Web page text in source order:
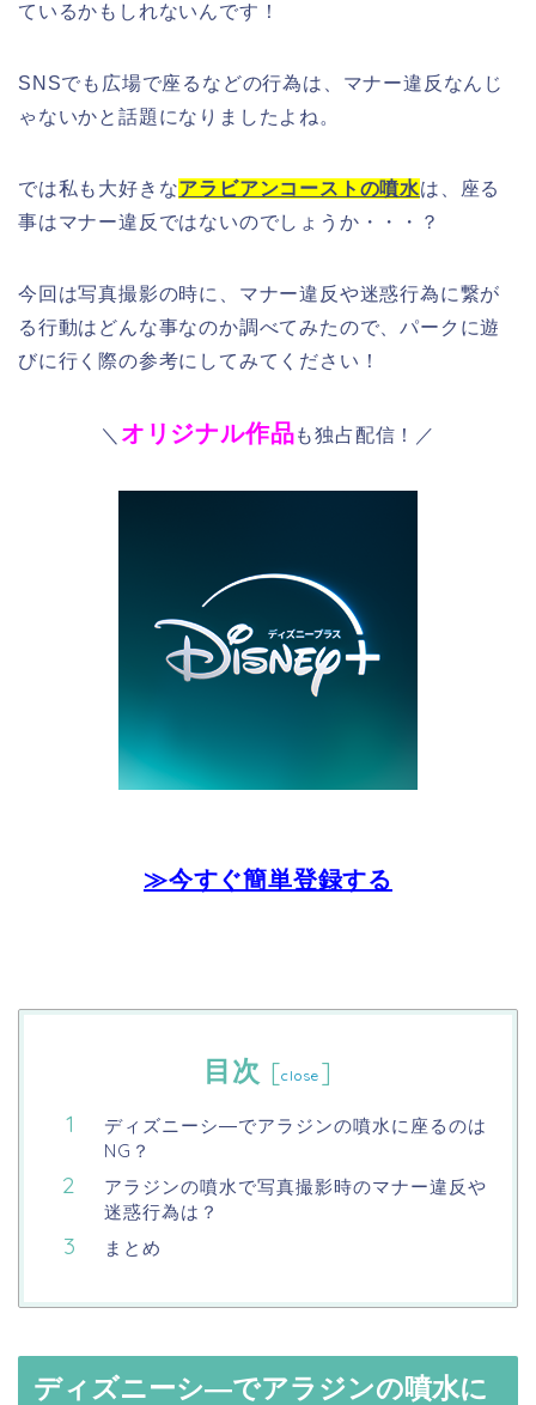
ているかもしれないんです！
SNSでも広場で座るなどの行為は、マナー違反なんじ
ゃないかと話題になりましたよね。
では私も大好きなアラビアンコーストの噴水は、座る
事はマナー違反ではないのでしょうか・・・？
今回は写真撮影の時に、マナー違反や迷惑行為に繋が
る行動はどんな事なのか調べてみたので、パークに遊
びに行く際の参考にしてみてください！
＼ オリジナル作品も独占配信！／
≫今すぐ簡単登録する
目次 [close ]
ディズニーシ―でアラジンの噴水に座るのは
NG？
アラジンの噴水で写真撮影時のマナー違反や
迷惑行為は？
まとめ
ディズニーシ―でアラジンの噴水に